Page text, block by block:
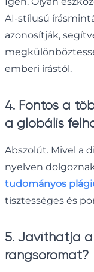
AI-stílusú
azonosítják,
emberi írástól.
4. Fontos a
a globális
Abszolút. Mivel a
nyelven
tudományos
tisztességes és
5. Javíthatja a
rangsoromat?